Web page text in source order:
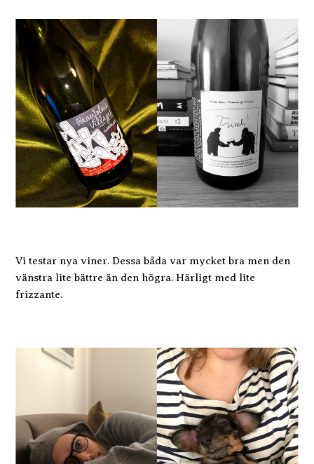
Vi testar nya viner. Dessa båda var mycket bra men den
vänstra lite bättre än den högra. Härligt med lite
frizzante.